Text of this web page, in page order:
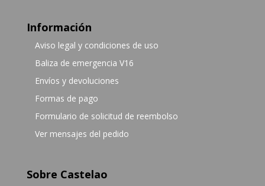
Información
Aviso legal y condiciones de uso
Baliza de emergencia V16
Envíos y devoluciones
Formas de pago
Formulario de solicitud de reembolso
Ver mensajes del pedido
Sobre Castelao